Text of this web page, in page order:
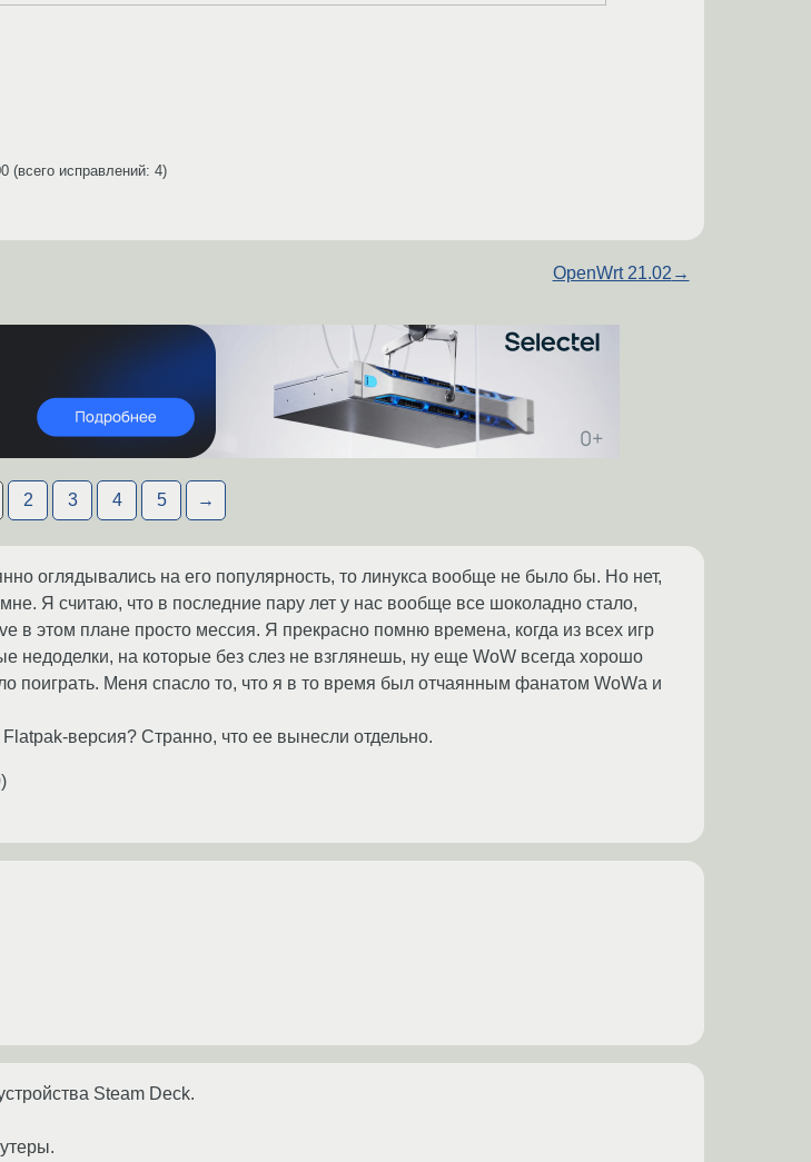
(всего исправлений: 4)
OpenWrt 21.02 →
2 3 4 5 →
оглядывались на его популярность, то линукса вообще не было бы. Но нет,
Я считаю, что в последние пару лет у нас вообще все шоколадно стало,
в этом плане просто мессия. Я прекрасно помню времена, когда из всех игр
недоделки, на которые без слез не взглянешь, ну еще WoW всегда хорошо
поиграть. Меня спасло то, что я в то время был отчаянным фанатом WoWа и
версия? Странно, что ее вынесли отдельно.
)
Steam Deck.